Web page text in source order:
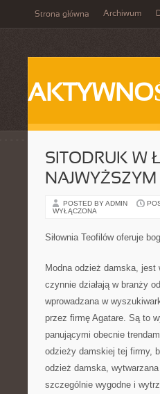
Strona główna Archiwum
SITODRUK W
POSTED BY ADMIN
WYŁĄCZONA
Siłownia Teofilów oferuje
Modna odzież damska,
czynnie działają w branży
wprowadzana w
przez firmę Agatare. Są to
panującymi obecnie
odzieży damskiej tej firmy,
odzież damska,
szczególnie wygodne i